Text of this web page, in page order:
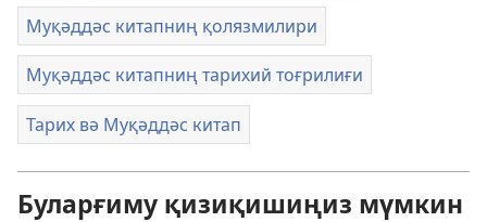
Муқәддәс китапниң қолязмилири
Муқәддәс китапниң тарихий тоғрилиғи
Тарих вә Муқәддәс китап
Буларғиму қизиқишиңиз мүмкин